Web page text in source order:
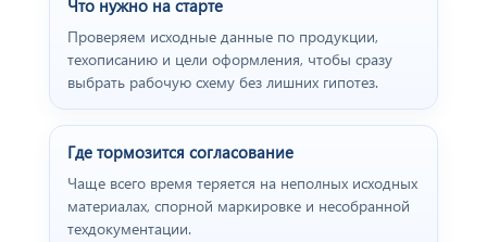
Что нужно на старте
Проверяем исходные данные по продукции,
техописанию и цели оформления, чтобы сразу
выбрать рабочую схему без лишних гипотез.
Где тормозится согласование
Чаще всего время теряется на неполных исходных
материалах, спорной маркировке и несобранной
техдокументации.